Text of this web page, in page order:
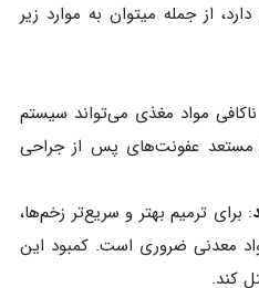
از جمله میتوان به موارد زیر
مواد مغذی می‌تواند سیستم
مستعد عفونت‌های پس از جراحی
: برای ترمیم بهتر و سریع‌تر زخم‌ها،
معدنی ضروری است. کمبود این
کند.